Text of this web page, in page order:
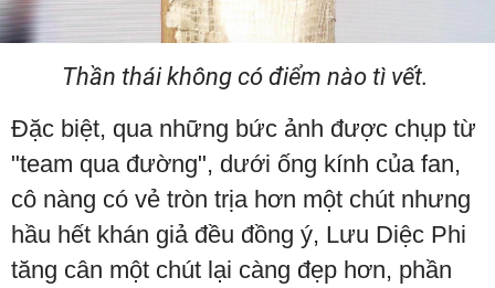
Thần thái không có điểm nào tì vết.
Đặc biệt, qua những bức ảnh được chụp từ
"team qua đường", dưới ống kính của fan,
cô nàng có vẻ tròn trịa hơn một chút nhưng
hầu hết khán giả đều đồng ý, Lưu Diệc Phi
tăng cân một chút lại càng đẹp hơn, phần